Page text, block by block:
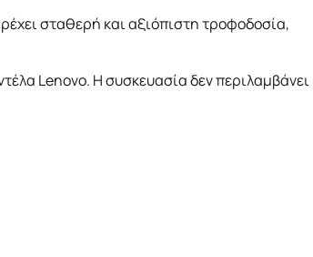
σταθερή και αξιόπιστη τροφοδοσία,
Lenovo. Η συσκευασία δεν περιλαμβάνει